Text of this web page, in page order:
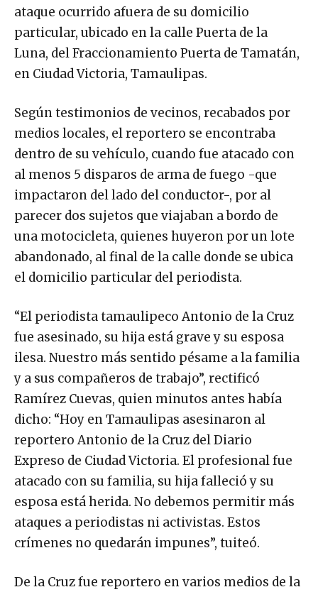
ataque ocurrido afuera de su domicilio
particular, ubicado en la calle Puerta de la
Luna, del Fraccionamiento Puerta de Tamatán,
en Ciudad Victoria, Tamaulipas.
Según testimonios de vecinos, recabados por
medios locales, el reportero se encontraba
dentro de su vehículo, cuando fue atacado con
al menos 5 disparos de arma de fuego -que
impactaron del lado del conductor-, por al
parecer dos sujetos que viajaban a bordo de
una motocicleta, quienes huyeron por un lote
abandonado, al final de la calle donde se ubica
el domicilio particular del periodista.
“El periodista tamaulipeco Antonio de la Cruz
fue asesinado, su hija está grave y su esposa
ilesa. Nuestro más sentido pésame a la familia
y a sus compañeros de trabajo”, rectificó
Ramírez Cuevas, quien minutos antes había
dicho: “Hoy en Tamaulipas asesinaron al
reportero Antonio de la Cruz del Diario
Expreso de Ciudad Victoria. El profesional fue
atacado con su familia, su hija falleció y su
esposa está herida. No debemos permitir más
ataques a periodistas ni activistas. Estos
crímenes no quedarán impunes”, tuiteó.
De la Cruz fue reportero en varios medios de la